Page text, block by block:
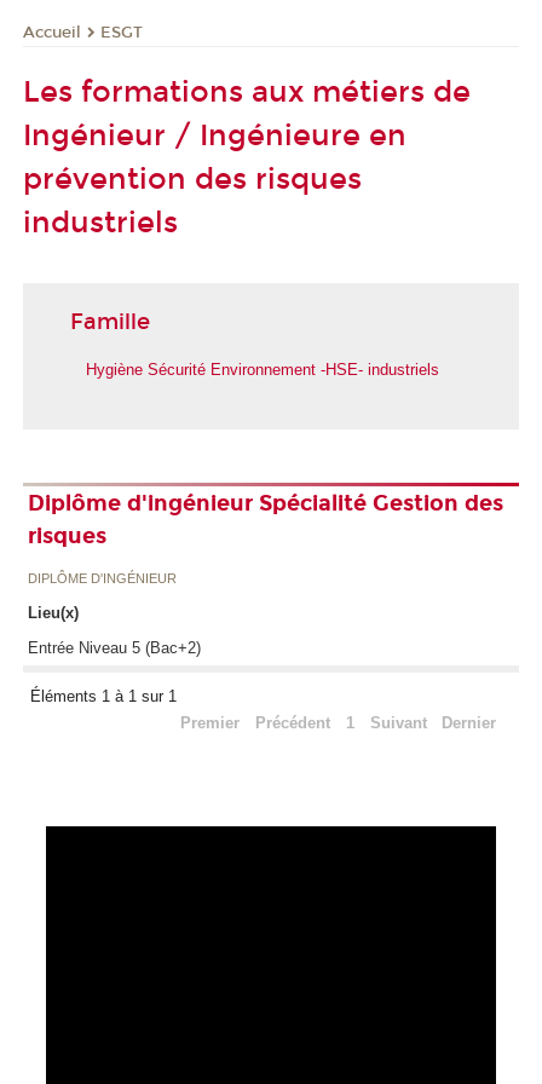
Accueil ESGT
Les formations aux métiers de
Ingénieur / Ingénieure en
prévention des risques
industriels
Famille
Hygiène Sécurité Environnement -HSE- industriels
Diplôme d'ingénieur Spécialité Gestion des
risques
DIPLÔME D'INGÉNIEUR
Lieu(x)
Entrée Niveau 5 (Bac+2)
Éléments 1 à 1 sur 1
Premier
Précédent 1 Suivant Dernier